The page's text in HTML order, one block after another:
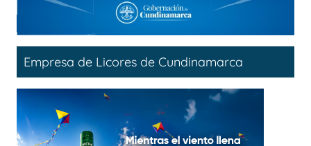
Empresa de Licores de Cundinamarca